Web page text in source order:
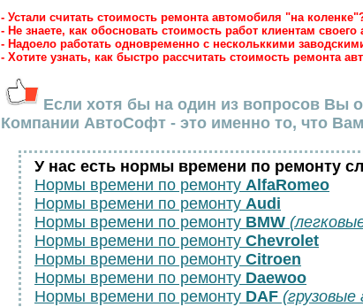
- Устали считать стоимость ремонта автомобиля "на
- Не знаете, как обосновать стоимость работ клиентам своего
- Надоело работать одновременно с нескольккими
- Хотите узнать, как быстро рассчитать стоимость ремонта
Если хотя бы на один из вопросов Вы
Компании АвтоСофт - это именно то, что
У нас есть нормы времени по ремонту
Нормы времени по ремонту AlfaRomeo
Нормы времени по ремонту Audi
Нормы времени по ремонту BMW
Нормы времени по ремонту Chevrolet
Нормы времени по ремонту Citroen
Нормы времени по ремонту Daewoo
Нормы времени по ремонту DAF